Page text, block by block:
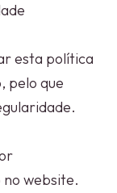
esta política
pelo que
website.